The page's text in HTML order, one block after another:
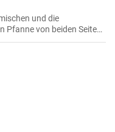
und die
Pfanne von beiden Seiten